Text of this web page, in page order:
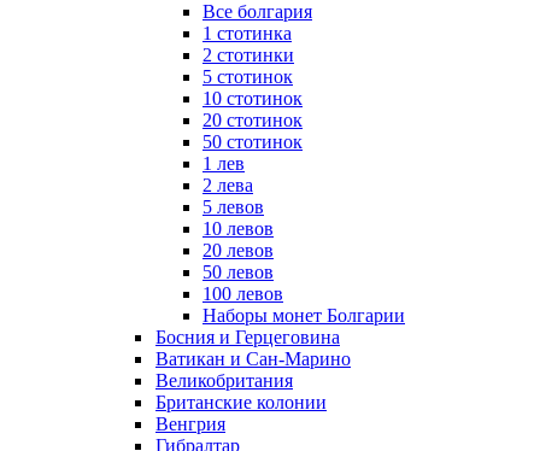
Все болгария
1 стотинка
2 стотинки
5 стотинок
10 стотинок
20 стотинок
50 стотинок
1 лев
2 лева
5 левов
10 левов
20 левов
50 левов
100 левов
Наборы монет Болгарии
Босния и Герцеговина
Ватикан и Сан-Марино
Великобритания
Британские колонии
Венгрия
Гибралтар